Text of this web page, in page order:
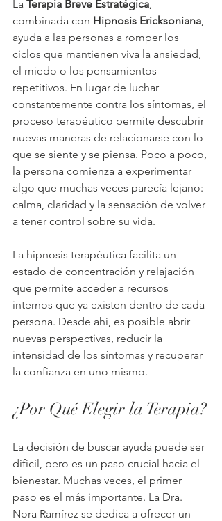
La Terapia Breve Estratégica,
combinada con Hipnosis Ericksoniana,
ayuda a las personas a romper los
ciclos que mantienen viva la ansiedad,
el miedo o los pensamientos
repetitivos. En lugar de luchar
constantemente contra los síntomas, el
proceso terapéutico permite descubrir
nuevas maneras de relacionarse con lo
que se siente y se piensa. Poco a poco,
la persona comienza a experimentar
algo que muchas veces parecía lejano:
calma, claridad y la sensación de volver
a tener control sobre su vida.
La hipnosis terapéutica facilita un
estado de concentración y relajación
que permite acceder a recursos
internos que ya existen dentro de cada
persona. Desde ahí, es posible abrir
nuevas perspectivas, reducir la
intensidad de los síntomas y recuperar
la confianza en uno mismo.
¿Por Qué Elegir la Terapia?
La decisión de buscar ayuda puede ser
difícil, pero es un paso crucial hacia el
bienestar. Muchas veces, el primer
paso es el más importante. La Dra.
Nora Ramírez se dedica a ofrecer un